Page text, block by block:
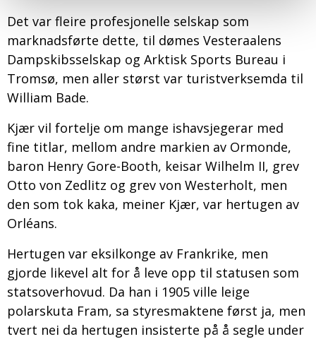
Det var fleire profesjonelle selskap som
marknadsførte dette, til dømes Vesteraalens
Dampskibsselskap og Arktisk Sports Bureau i
Tromsø, men aller størst var turistverksemda til
William Bade.
Kjær vil fortelje om mange ishavsjegerar med
fine titlar, mellom andre markien av Ormonde,
baron Henry Gore-Booth, keisar Wilhelm II, grev
Otto von Zedlitz og grev von Westerholt, men
den som tok kaka, meiner Kjær, var hertugen av
Orléans.
Hertugen var eksilkonge av Frankrike, men
gjorde likevel alt for å leve opp til statusen som
statsoverhovud. Da han i 1905 ville leige
polarskuta Fram, sa styresmaktene først ja, men
tvert nei da hertugen insisterte på å segle under